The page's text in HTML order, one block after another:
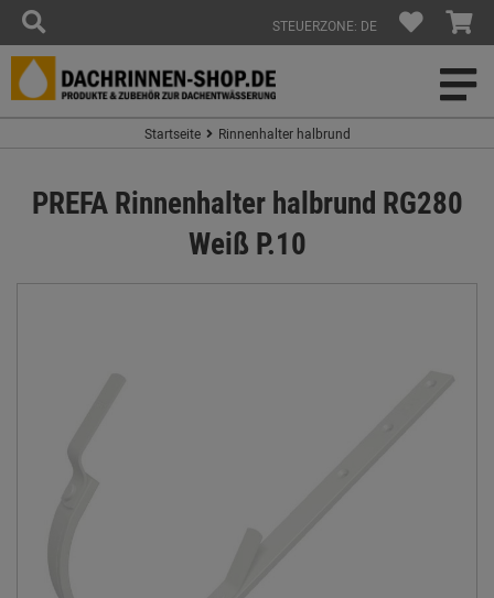
STEUERZONE: DE
Startseite Rinnenhalter halbrund
PREFA Rinnenhalter halbrund RG280
Weiß P.10